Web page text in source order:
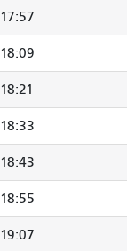
17:57
18:09
18:21
18:33
18:43
18:55
19:07